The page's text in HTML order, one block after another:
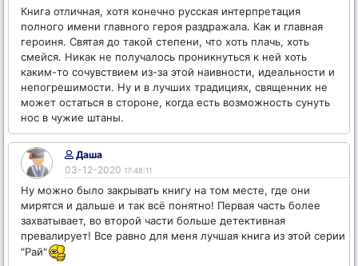
Книга отличная, хотя конечно русская интерпретация
полного имени главного героя раздражала. Как и главная
героиня. Святая до такой степени, что хоть плачь, хоть
смейся. Никак не получалось проникнуться к ней хоть
каким-то сочувствием из-за этой наивности, идеальности и
непогрешимости. Ну и в лучших традициях, священник не
может остаться в стороне, когда есть возможность сунуть
нос в чужие штаны.
Даша
03-12-2020 17:48:11
Ну можно было закрывать книгу на том месте, где они
мирятся и дальше и так всё понятно! Первая часть более
захватывает, во второй части больше детективная
превалирует! Все равно для меня лучшая книга из этой серии
"Рай"